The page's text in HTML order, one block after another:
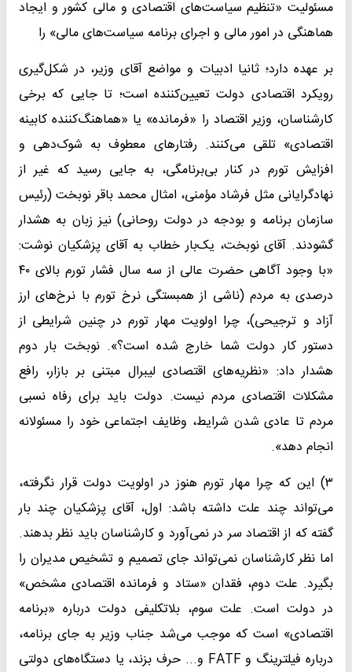
مسئولیت «تنظیم سیاست‌های اقتصادی و مالی کشور و ایجاد
هماهنگی در امور مالی و اجرای برنامه سیاست‌های مالی» را
بر عهده ‌دارد؛ ثانیا ادبیات و مواضع آقای وزیر، در شکل‌گیری
رویکرد اقتصادی دولت تعیین‌کننده است؛ تا جایی که برخی
کارشناسان، وزیر اقتصاد را «فرمانده» یا «هماهنگ‌کننده کابینه
اقتصادی» تلقی می‌کنند. رفتارهای معطوف به شوک‌دهی و
افزایش تورم در کنار بی‌برنامگی، به جایی رسید که غیر از
نهادگرایانی مثل فرشاد مؤمنی، امثال محمد باقر نوبخت (رئیس
سازمان برنامه و بودجه در دولت روحانی) نیز زبان به هشدار
گشودند. آقای نوبخت، یک‌بار خطاب به آقای پزشکیان نوشت:
«با وجود آگاهی حضرت عالی از سه سال فشار تورم بالای ٤٠
درصدی به مردم (ناشی از همبستگی نرخ تورم با نرخ‌‌های ارز
آزاد و ترجیحی)، چرا اولویت مهار تورم در چنین شرایطی از
دستور کار دولت شما خارج شده است؟». نوبخت بار دوم
هشدار داد: «نظریه‌های اقتصادی لیبرال مبتنی بر بازار، رافع
مشکلات اقتصادی مردم نیست. دولت باید برای رفاه نسبی
مردم تا عادی شدن شرایط، وظایف اجتماعی خود را مسئولانه
انجام دهد».
۳) این که چرا مهار تورم هنوز در اولویت دولت قرار نگرفته،
می‌تواند چند علت داشته باشد: اول، آقای پزشکیان چند بار
گفته که از اقتصاد سر در نمی‌آورد و کارشناسان باید نظر بدهند.
اما نظر کارشناسان نمی‌تواند جای تصمیم و تشخیص مدیران را
بگیرد. علت دوم، فقدان «ستاد و فرمانده اقتصادی مشخص»
در دولت است. علت سوم، بلاتکلیفی دولت درباره «برنامه
اقتصادی» است که موجب می‌شد جناب وزیر به جای برنامه،
درباره فیلترینگ و FATF و... حرف بزند، یا دستگاه‌های دولتی